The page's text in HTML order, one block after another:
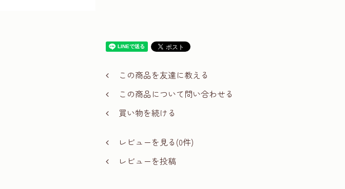
この商品を友達に教える
この商品について問い合わせる
買い物を続ける
レビューを見る(0件)
レビューを投稿